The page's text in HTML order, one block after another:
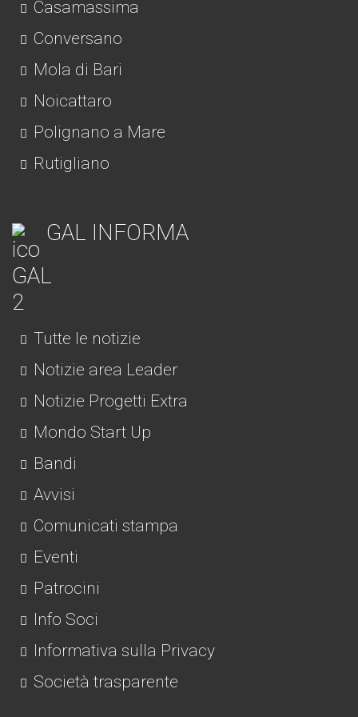
Casamassima
Conversano
Mola di Bari
Noicattaro
Polignano a Mare
Rutigliano
GAL INFORMA
Tutte le notizie
Notizie area Leader
Notizie Progetti Extra
Mondo Start Up
Bandi
Avvisi
Comunicati stampa
Eventi
Patrocini
Info Soci
Informativa sulla Privacy
Società trasparente